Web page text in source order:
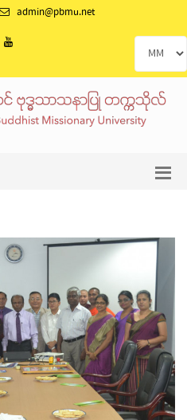
admin@pbmu.net